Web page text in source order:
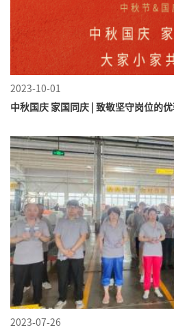
2023-10-01
中秋国庆 家国同庆 | 致敬坚守岗位的优
2023-07-26